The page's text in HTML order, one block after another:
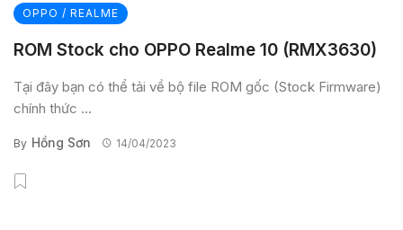
OPPO / REALME
ROM Stock cho OPPO Realme 10 (RMX3630)
Tại đây bạn có thể tải về bộ file ROM gốc (Stock Firmware)
chính thức ...
By Hồng Sơn 14/04/2023